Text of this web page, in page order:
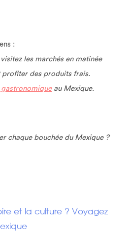
:
les marchés en matinée
profiter des produits frais.
au Mexique.
chaque bouchée du Mexique ?
et la culture ? Voyagez